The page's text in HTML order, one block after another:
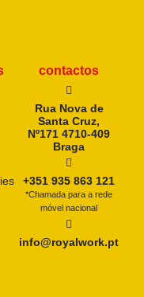
contactos
Rua Nova de
Santa Cruz,
Nº171 4710-409
Braga
+351 935 863 121
*Chamada para a rede
móvel nacional
info@royalwork.pt